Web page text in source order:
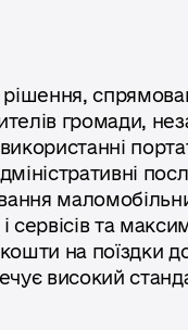
громади,
використанні
сервісів та
на поїздки
високий